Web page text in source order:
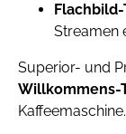
Streamen
Superior- und
Willkommens-
Kaffeemaschine.